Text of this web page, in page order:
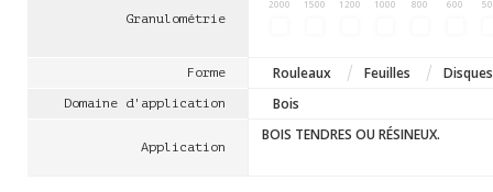
Granulométrie
2000 1500 1200 1000 800 600
Forme Rouleaux Feuilles Disques
Domaine d'application Bois
Application
BOIS TENDRES OU RÉSINEUX.